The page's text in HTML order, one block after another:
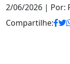
2/06/2026 | Por:
Compartilhe: